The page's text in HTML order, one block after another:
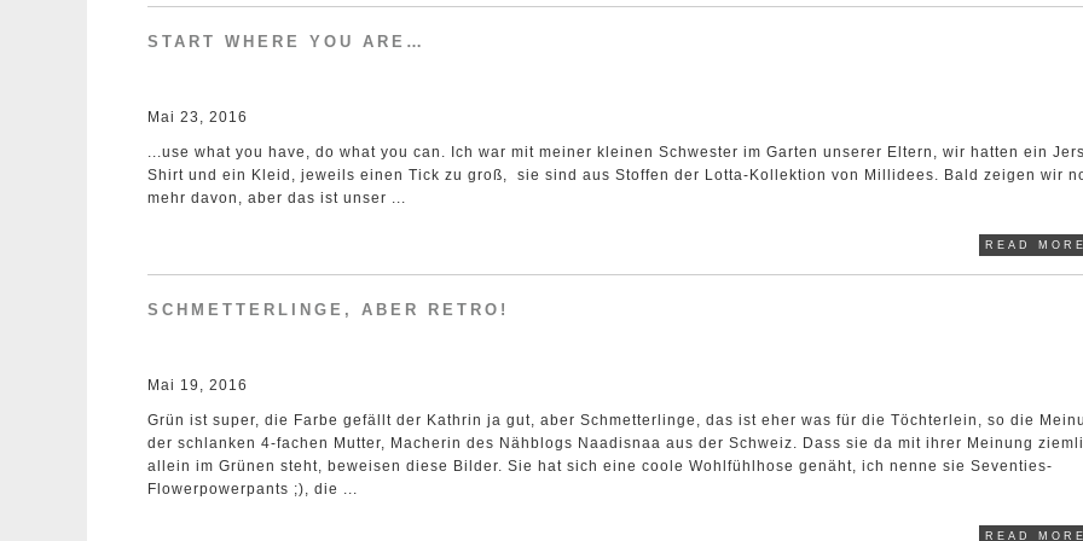
START WHERE YOU ARE…
Mai 23, 2016
...use what you have, do what you can. Ich war mit meiner kleinen Schwester im Garten unserer Eltern, wir hatten ein
Shirt und ein Kleid, jeweils einen Tick zu groß, sie sind aus Stoffen der Lotta-Kollektion von Millidees. Bald zeigen wir
mehr davon, aber das ist unser ...
READ
SCHMETTERLINGE, ABER RETRO!
Mai 19, 2016
Grün ist super, die Farbe gefällt der Kathrin ja gut, aber Schmetterlinge, das ist eher was für die Töchterlein, so die
der schlanken 4-fachen Mutter, Macherin des Nähblogs Naadisnaa aus der Schweiz. Dass sie da mit ihrer Meinung
allein im Grünen steht, beweisen diese Bilder. Sie hat sich eine coole Wohlfühlhose genäht, ich nenne sie Seventies-
Flowerpowerpants ;), die ...
READ